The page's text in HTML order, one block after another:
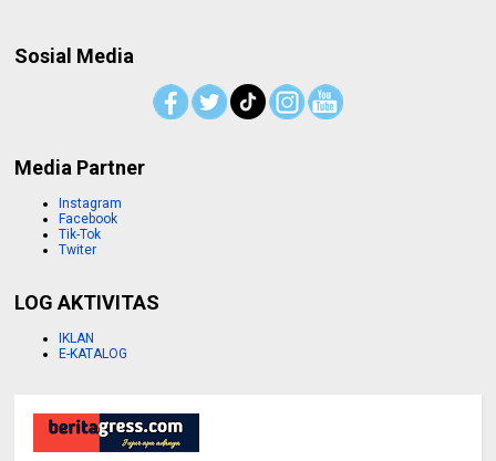
Sosial Media
Media Partner
Instagram
Facebook
Tik-Tok
Twiter
LOG AKTIVITAS
IKLAN
E-KATALOG